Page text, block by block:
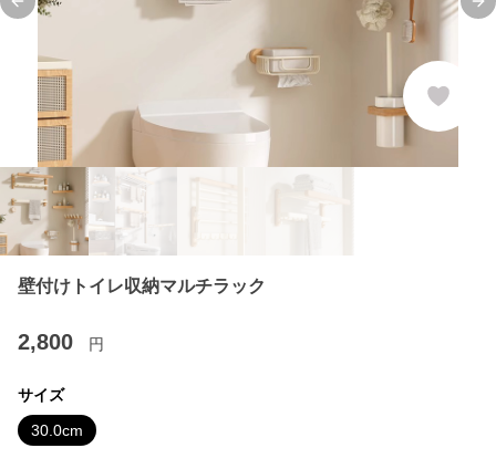
Previous slide
壁付けトイレ収納マルチラック
2,800 円
サイズ
30.0cm